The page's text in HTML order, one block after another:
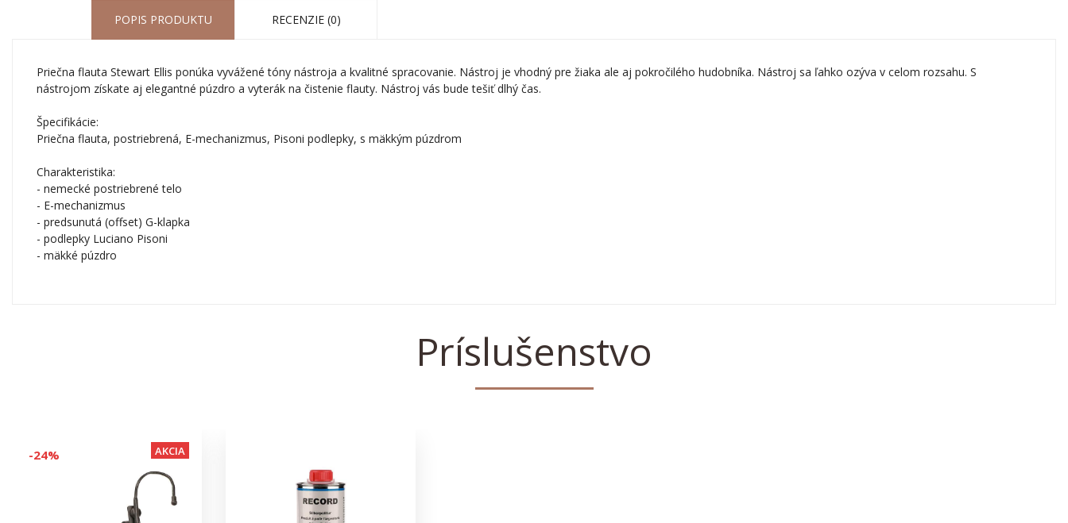
POPIS PRODUKTU RECENZIE (0)
Priečna flauta Stewart Ellis ponúka vyvážené tóny nástroja a kvalitné spracovanie. Nástroj je vhodný pre žiaka ale aj pokročilého hudobníka. Nástroj sa ľahko ozýva v celom rozsahu. S
nástrojom získate aj elegantné púzdro a vyterák na čistenie flauty. Nástroj vás bude tešiť dlhý čas.
Špecifikácie:
Priečna flauta, postriebrená, E-mechanizmus, Pisoni podlepky, s mäkkým púzdrom
Charakteristika:
- nemecké postriebrené telo
- E-mechanizmus
- predsunutá (offset) G-klapka
- podlepky Luciano Pisoni
- mäkké púzdro
Príslušenstvo
-24% AKCIA